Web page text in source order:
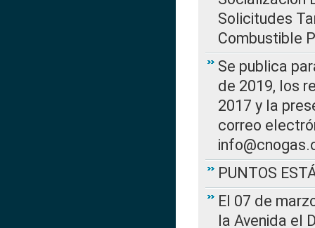
Solicitudes
Combustible
Se publica
de 2019, los
2017 y la
correo
PUNTOS
El 07 de
la Avenida el